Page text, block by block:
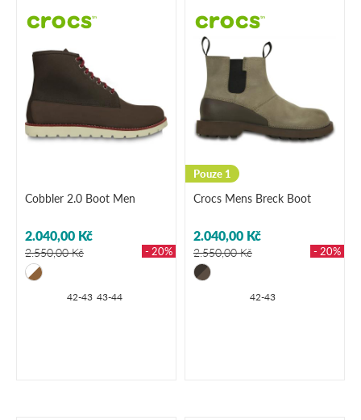
Cobbler 2.0 Boot Men
2.040,00 Kč
2.550,00 Kč - 20%
42-43 43-44
Pouze 1
Crocs Mens Breck Boot
2.040,00 Kč
2.550,00 Kč - 20%
42-43